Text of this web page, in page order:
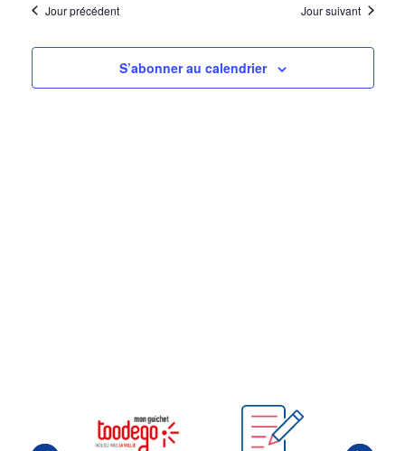
Jour précédent Jour suivant
S’abonner au calendrier